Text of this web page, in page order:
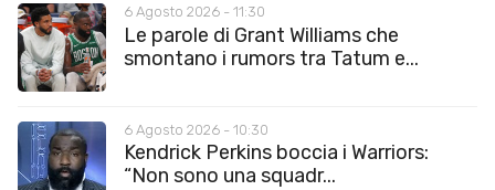
6 Agosto 2026 - 11:30
Le parole di Grant Williams che
smontano i rumors tra Tatum e...
6 Agosto 2026 - 10:30
Kendrick Perkins boccia i Warriors:
“Non sono una squadr...